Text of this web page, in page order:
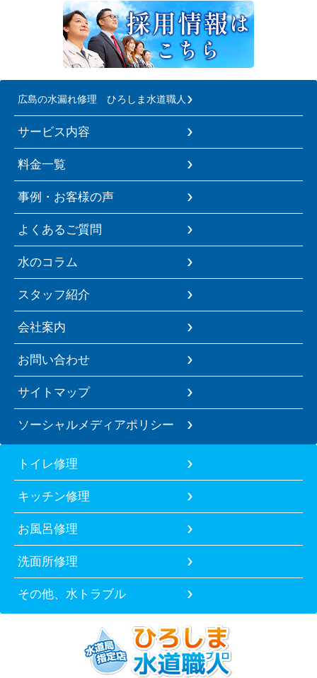
広島の水漏れ修理 ひろしま水道職人
サービス内容
料金一覧
事例・お客様の声
よくあるご質問
水のコラム
スタッフ紹介
会社案内
お問い合わせ
サイトマップ
ソーシャルメディアポリシー
トイレ修理
キッチン修理
お風呂修理
洗面所修理
その他、水トラブル